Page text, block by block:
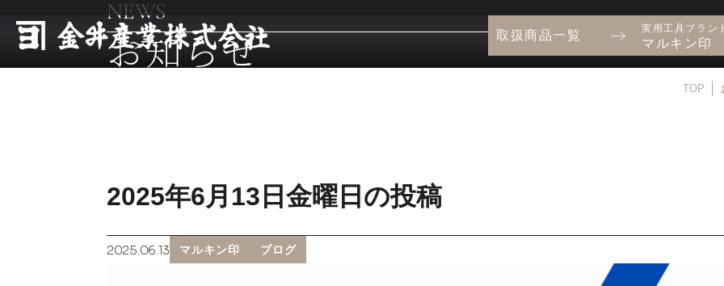
取扱商品一覧 実用工具ブラン
マルキン印
NEWS
お知らせ
TOP
2025年6月13日金曜日の投稿
2025.06.13 マルキン印 ブログ